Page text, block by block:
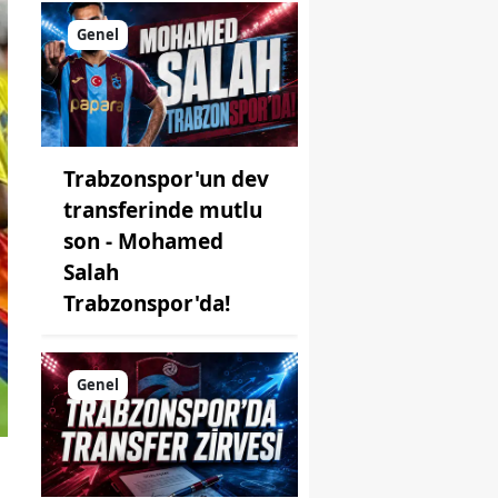
Genel
Trabzonspor'un dev
transferinde mutlu
son - Mohamed
Salah
Trabzonspor'da!
Genel